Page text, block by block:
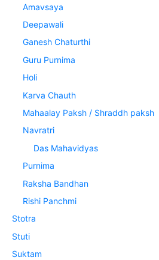
Amavsaya
Deepawali
Ganesh Chaturthi
Guru Purnima
Holi
Karva Chauth
Mahaalay Paksh / Shraddh paksh
Navratri
Das Mahavidyas
Purnima
Raksha Bandhan
Rishi Panchmi
Stotra
Stuti
Suktam